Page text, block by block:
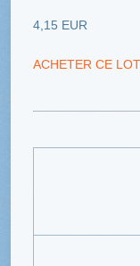
4,15 EUR
ACHETER CE LOT